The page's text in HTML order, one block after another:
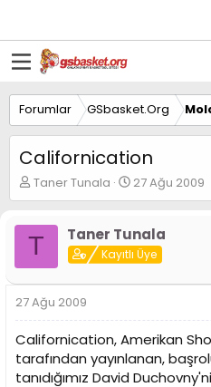
Forumlar GSbasket.Org
Californication
K
o
u
B
a
ş
a
t
a
Taner Tunala
B
a
l
a
n
g
a
r
i
27 Ağu 2009
T Taner Tunala
Kayıtlı Üye
27 Ağu 2009
Californication, Amerikan
tarafından yayınlanan,
tanıdığımız David